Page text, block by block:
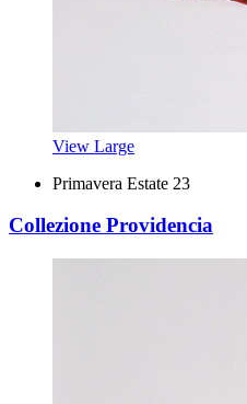
View Large
Primavera Estate 23
Collezione Providencia